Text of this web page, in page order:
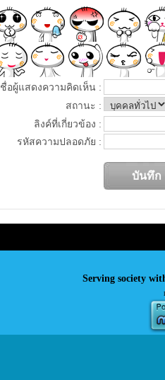
ชื่อผู้แสดงความคิดเห็น :
สถานะ :
ลิงค์ที่เกี่ยวข้อง :
รหัสความปลอดภัย :
Serving society